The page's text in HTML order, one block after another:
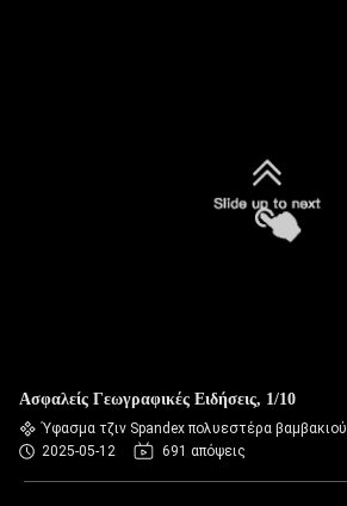
Ασφαλείς Γεωγραφικές Ειδήσεις, 1/10
Ύφασμα τζιν Spandex πολυεστέρα βαμβακιού
2025-05-12
691 απόψεις